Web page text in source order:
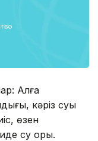
Алға
кәріз суы
өзен
су қоры.